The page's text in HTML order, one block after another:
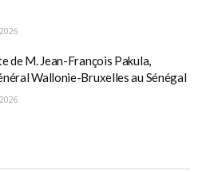
de M. Jean-François Pakula,
Wallonie-Bruxelles au Sénégal